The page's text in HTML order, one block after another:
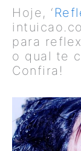
Hoje, ‘
para
o qual te
Confira!